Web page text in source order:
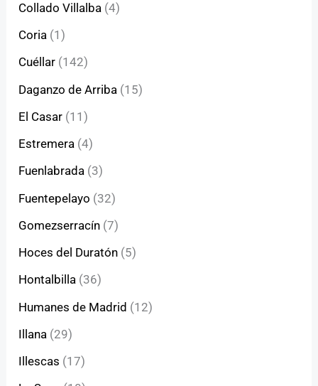
Collado Villalba (4)
Coria (1)
Cuéllar (142)
Daganzo de Arriba (15)
El Casar (11)
Estremera (4)
Fuenlabrada (3)
Fuentepelayo (32)
Gomezserracín (7)
Hoces del Duratón (5)
Hontalbilla (36)
Humanes de Madrid (12)
Illana (29)
Illescas (17)